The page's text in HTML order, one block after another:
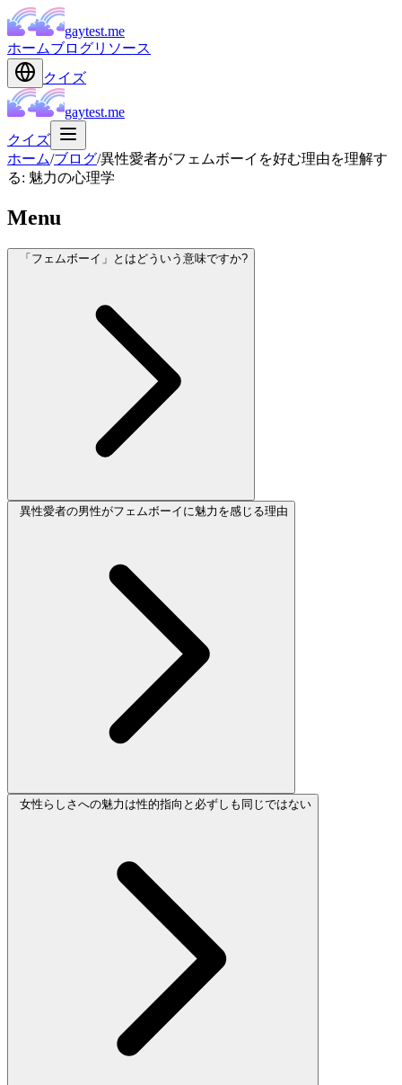
gaytest.me
ホームブログリソース
クイズ
gaytest.me
クイズ
ホーム/ブログ/異性愛者がフェムボーイを好む理由を理解す
る: 魅力の心理学
Menu
「フェムボーイ」とはどういう意味ですか?
異性愛者の男性がフェムボーイに魅力を感じる理由
女性らしさへの魅力は性的指向と必ずしも同じではない